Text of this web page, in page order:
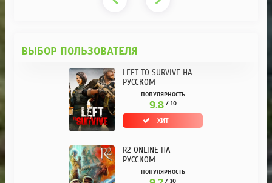
ВЫБОР ПОЛЬЗОВАТЕЛЯ
LEFT TO SURVIVE НА
РУССКОМ
ПОПУЛЯРНОСТЬ
9.8 / 10
ХИТ
R2 ONLINE НА
РУССКОМ
ПОПУЛЯРНОСТЬ
/ 10